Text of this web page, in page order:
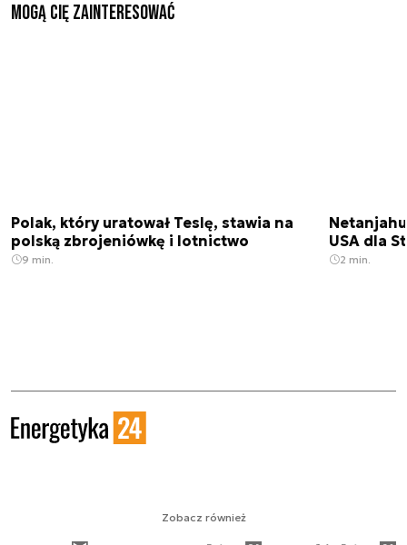
Mogą Cię zainteresować
Polak, który uratował Teslę, stawia na
polską zbrojeniówkę i lotnictwo
9 min.
USA dla
2 min.
Zobacz również